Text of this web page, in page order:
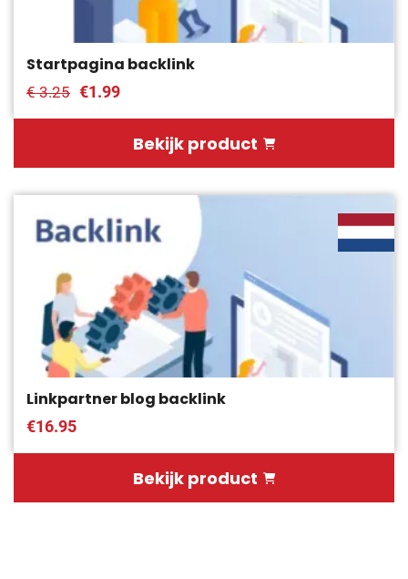
Startpagina backlink
€ 3.25 €1.99
Bekijk product
Linkpartner blog backlink
€16.95
Bekijk product